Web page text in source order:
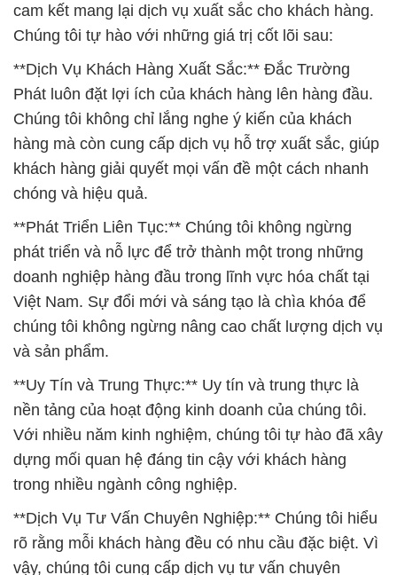
cam kết mang lại dịch vụ xuất sắc cho khách hàng.
Chúng tôi tự hào với những giá trị cốt lõi sau:
**Dịch Vụ Khách Hàng Xuất Sắc:** Đắc Trường
Phát luôn đặt lợi ích của khách hàng lên hàng đầu.
Chúng tôi không chỉ lắng nghe ý kiến của khách
hàng mà còn cung cấp dịch vụ hỗ trợ xuất sắc, giúp
khách hàng giải quyết mọi vấn đề một cách nhanh
chóng và hiệu quả.
**Phát Triển Liên Tục:** Chúng tôi không ngừng
phát triển và nỗ lực để trở thành một trong những
doanh nghiệp hàng đầu trong lĩnh vực hóa chất tại
Việt Nam. Sự đổi mới và sáng tạo là chìa khóa để
chúng tôi không ngừng nâng cao chất lượng dịch vụ
và sản phẩm.
**Uy Tín và Trung Thực:** Uy tín và trung thực là
nền tảng của hoạt động kinh doanh của chúng tôi.
Với nhiều năm kinh nghiệm, chúng tôi tự hào đã xây
dựng mối quan hệ đáng tin cậy với khách hàng
trong nhiều ngành công nghiệp.
**Dịch Vụ Tư Vấn Chuyên Nghiệp:** Chúng tôi hiểu
rõ rằng mỗi khách hàng đều có nhu cầu đặc biệt. Vì
vậy, chúng tôi cung cấp dịch vụ tư vấn chuyên